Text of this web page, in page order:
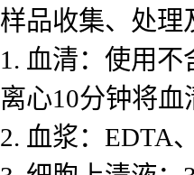
样品收集、处理
1. 血清：使用
离心10分钟将
2. 血浆：EDTA